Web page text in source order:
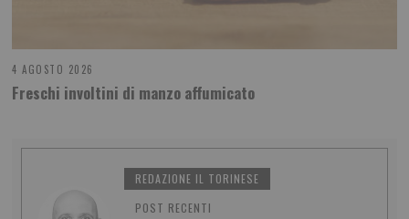
4 AGOSTO 2026
Freschi involtini di manzo affumicato
REDAZIONE IL TORINESE
POST RECENTI